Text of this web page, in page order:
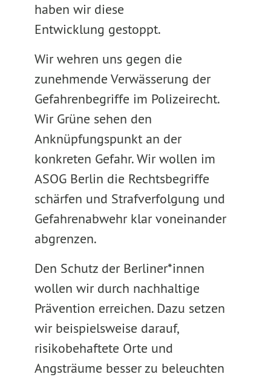
haben wir diese
Entwicklung gestoppt.
Wir wehren uns gegen die
zunehmende Verwässerung der
Gefahrenbegriffe im Polizeirecht.
Wir Grüne sehen den
Anknüpfungspunkt an der
konkreten Gefahr. Wir wollen im
ASOG Berlin die Rechtsbegriffe
schärfen und Strafverfolgung und
Gefahrenabwehr klar voneinander
abgrenzen.
Den Schutz der Berliner*innen
wollen wir durch nachhaltige
Prävention erreichen. Dazu setzen
wir beispielsweise darauf,
risikobehaftete Orte und
Angsträume besser zu beleuchten